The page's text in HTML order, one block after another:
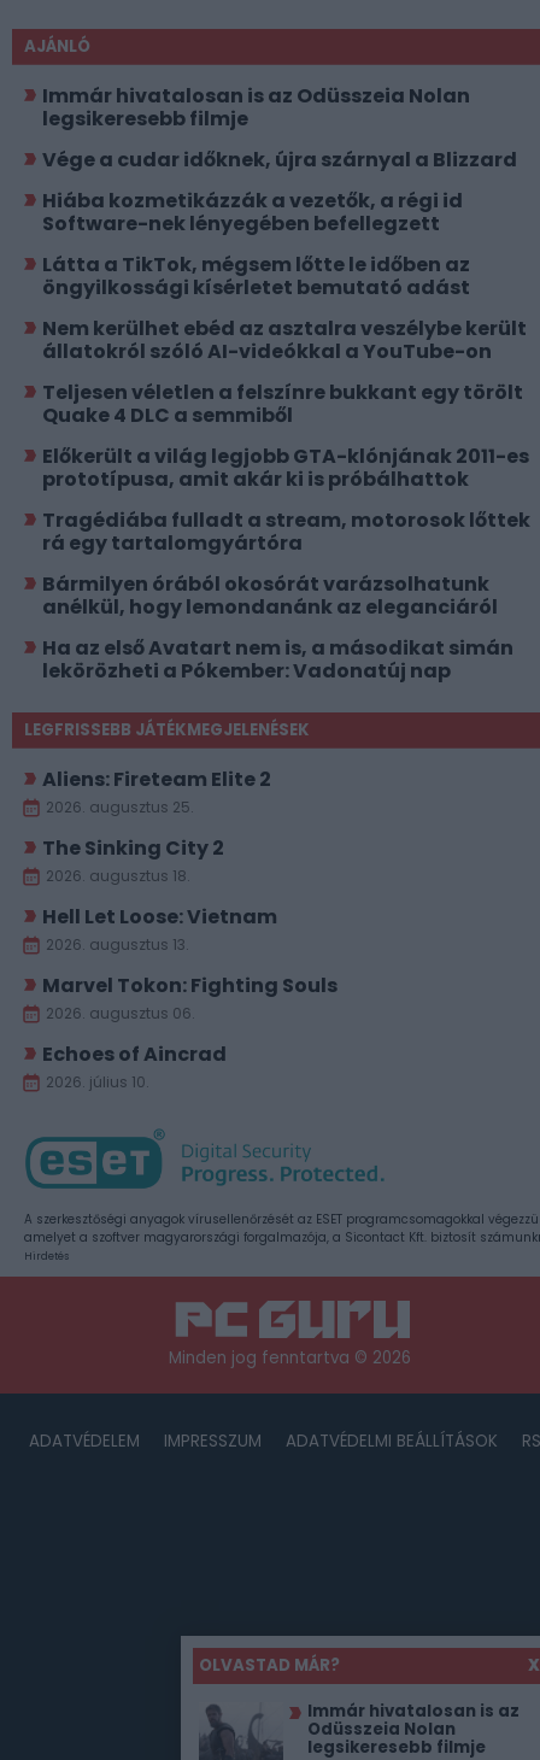
OLVASTAD MÁR?
X
Immár hivatalosan is az
Odüsszeia Nolan
legsikeresebb filmje
AJÁNLÓ
Immár hivatalosan is az Odüsszeia Nolan
legsikeresebb filmje
Vége a cudar időknek, újra szárnyal a Blizzard
Hiába kozmetikázzák a vezetők, a régi id
Software-nek lényegében befellegzett
Látta a TikTok, mégsem lőtte le időben az
öngyilkossági kísérletet bemutató adást
Nem kerülhet ebéd az asztalra veszélybe került
állatokról szóló AI-videókkal a YouTube-on
Teljesen véletlen a felszínre bukkant egy törölt
Quake 4 DLC a semmiből
Előkerült a világ legjobb GTA-klónjának 2011-es
prototípusa, amit akár ki is próbálhattok
Tragédiába fulladt a stream, motorosok lőttek
rá egy tartalomgyártóra
Bármilyen órából okosórát varázsolhatunk
anélkül, hogy lemondanánk az eleganciáról
Ha az első Avatart nem is, a másodikat simán
lekörözheti a Pókember: Vadonatúj nap
LEGFRISSEBB JÁTÉKMEGJELENÉSEK
Aliens: Fireteam Elite 2
2026. augusztus 25.
The Sinking City 2
2026. augusztus 18.
Hell Let Loose: Vietnam
2026. augusztus 13.
Marvel Tokon: Fighting Souls
2026. augusztus 06.
Echoes of Aincrad
2026. július 10.
A szerkesztőségi anyagok vírusellenőrzését az ESET programcsomagokkal
amelyet a szoftver magyarországi forgalmazója, a Sicontact Kft. biztosít
Hirdetés
Minden jog fenntartva © 2026
ADATVÉDELEM IMPRESSZUM ADATVÉDELMI BEÁLLÍTÁSOK